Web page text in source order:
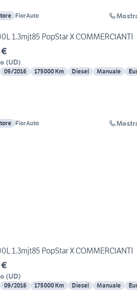
FiorAuto
1.3mjt85 PopStar X COMMERCIANTI
(UD)
09/2016 175000 Km Diesel Manuale
FiorAuto
1.3mjt85 PopStar X COMMERCIANTI
(UD)
09/2016 175000 Km Diesel Manuale